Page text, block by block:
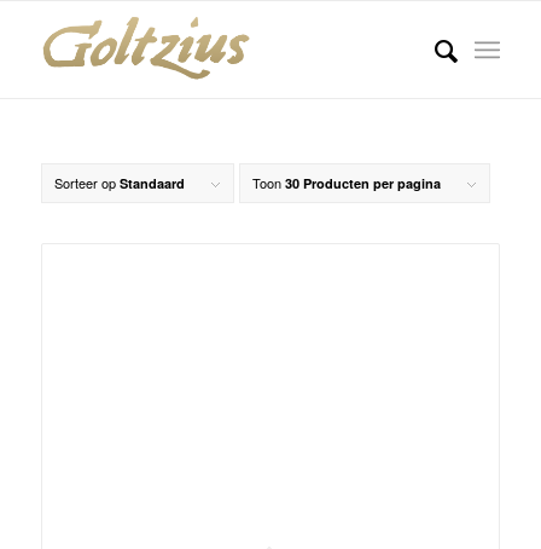
Sorteer op Standaard Toon 30 Producten per pagina